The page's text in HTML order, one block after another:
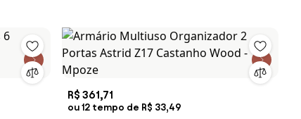
R$ 361,71
ou 12 tempo de R$ 33,49